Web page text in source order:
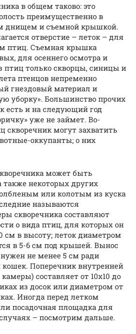
в общем таково: это
преимущественно в
днищем и съемной крышкой.
отверстие – леток – для
птиц. Съемная крышка
для осеннего осмотра и
птиц только скворцы, синицы и
птенцов непременно
гнездовый материал и
уборку». Большинство прочих
есть и на следующий год
уже не займет. Во-
скворечник могут захватить
оккупанты; о них
может быть
также некоторых других
или колотым из куска
называются
скворечника составляют
о вида птиц, для которых он
см в высоту; леток диаметром
в 5-6 см под крышей. Вынос
не менее 5 см ради
Поперечник внутренней
составляет от 10х10 до
из досок или диаметром от
Иногда перед летком
посадочная площадка для
– посмотрим дальше.